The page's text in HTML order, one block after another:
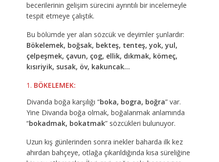
becerilerinin gelişim sürecini ayrıntılı bir incelemeyle
tespit etmeye çalıştık.
Bu bölümde yer alan sözcük ve deyimler şunlardır:
Bökelemek, boğsak, bekteş, tenteş, yok, yul,
çelpeşmek, çavun, çog, ellik, dıkmak, kömeç,
kısıriyik, susak, öv, kakuncak…
BÖKELEMEK:
Divanda boğa karşılığı “boka, bogra, boğra” var.
Yine Divanda boğa olmak, boğalanmak anlamında
“bokadmak, bokatmak” sözcükleri bulunuyor.
Uzun kış günlerinden sonra inekler baharda ilk kez
ahırdan bahçeye, otlağa çıkarıldığında kısa süreliğine